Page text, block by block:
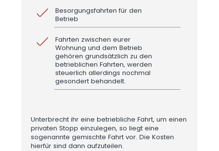
Besorgungsfahrten für den
Betrieb
Fahrten zwischen eurer
Wohnung und dem Betrieb
gehören grundsätzlich zu den
betrieblichen Fahrten, werden
steuerlich allerdings nochmal
gesondert behandelt.
Unterbrecht ihr eine betriebliche Fahrt, um einen
privaten Stopp einzulegen, so liegt eine
sogenannte gemischte Fahrt vor. Die Kosten
hierfür sind dann aufzuteilen.